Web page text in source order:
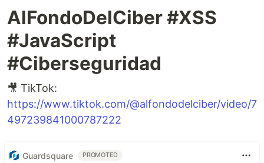
AlFondoDelCiber #XSS
#JavaScript
#Ciberseguridad
🎥 TikTok:
https://www.tiktok.com/@alfondodelciber/video/7
497239841000787222
Guardsquare PROMOTED